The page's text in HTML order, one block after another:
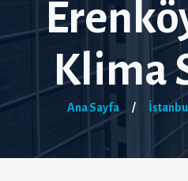
Klima
Ana Sayfa /